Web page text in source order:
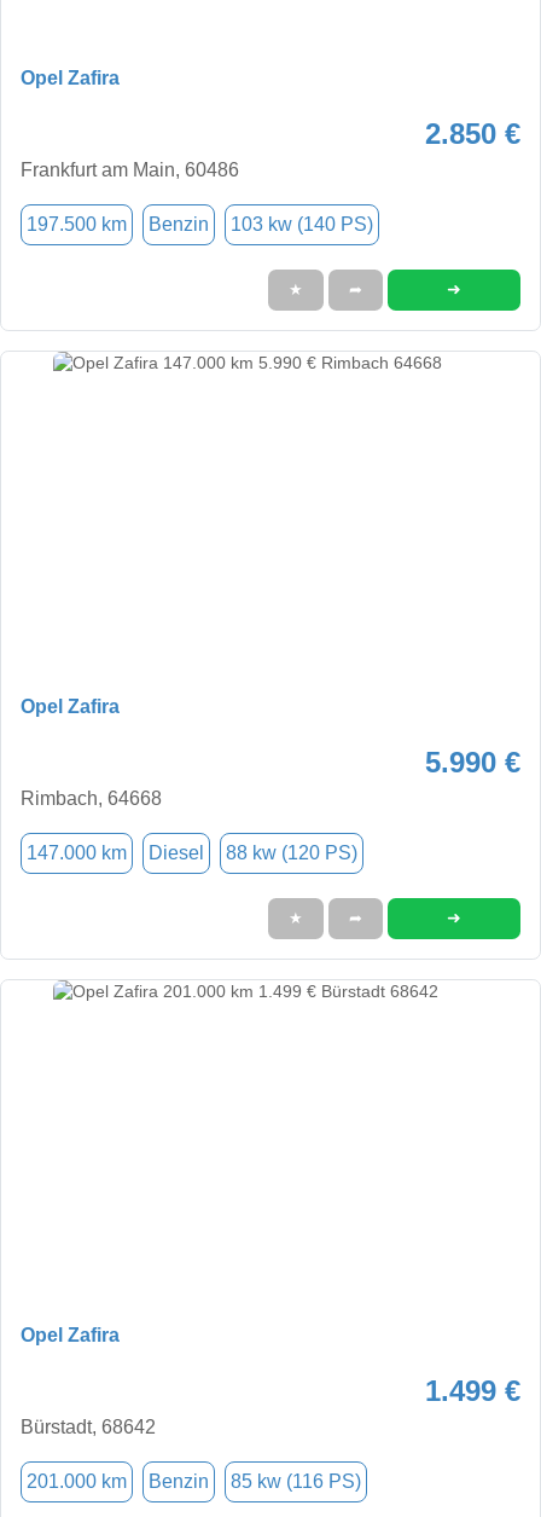
Opel Zafira
2.850 €
Frankfurt am Main, 60486
197.500 km Benzin 103 kw (140 PS)
★ ➦ ➜
Opel Zafira
5.990 €
Rimbach, 64668
147.000 km Diesel 88 kw (120 PS)
★ ➦ ➜
Opel Zafira
1.499 €
Bürstadt, 68642
201.000 km Benzin 85 kw (116 PS)